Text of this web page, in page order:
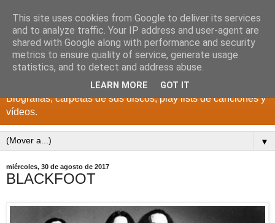
DISCOS PARA EL
RECUERDO
CANTANTES Y GRUPOS DE LOS AÑOS 1950 a 2022.
Biografías, carpetas de sus discos, play lists de canciones y
vídeos.
▼
miércoles, 30 de agosto de 2017
BLACKFOOT
This site uses cookies from Google to deliver its services
and to analyze traffic. Your IP address and user-agent are
shared with Google along with performance and security
metrics to ensure quality of service, generate usage
statistics, and to detect and address abuse.
LEARN MORE GOT IT